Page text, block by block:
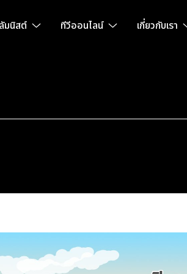
มนิสต์ ทีวีออนไลน์ เกี่ยวกับเรา